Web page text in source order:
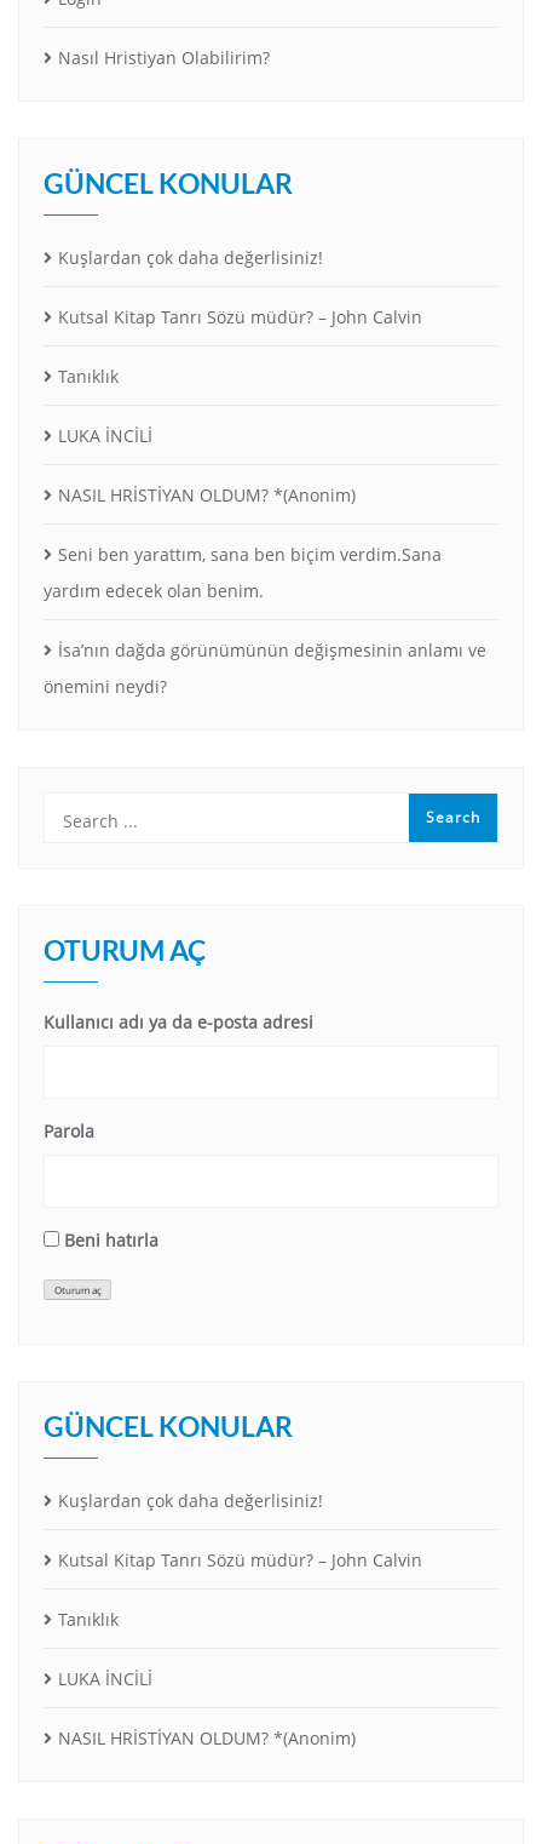
Nasıl Hristiyan Olabilirim?
GÜNCEL KONULAR
Kuşlardan çok daha değerlisiniz!
Kutsal Kitap Tanrı Sözü müdür? – John Calvin
Tanıklık
LUKA İNCİLİ
NASIL HRİSTİYAN OLDUM? *(Anonim)
Seni ben yarattım, sana ben biçim verdim.Sana
yardım edecek olan benim.
İsa’nın dağda görünümünün değişmesinin anlamı ve
önemini neydi?
OTURUM AÇ
Kullanıcı adı ya da e-posta adresi
Parola
Beni hatırla
Oturum aç
GÜNCEL KONULAR
Kuşlardan çok daha değerlisiniz!
Kutsal Kitap Tanrı Sözü müdür? – John Calvin
Tanıklık
LUKA İNCİLİ
NASIL HRİSTİYAN OLDUM? *(Anonim)